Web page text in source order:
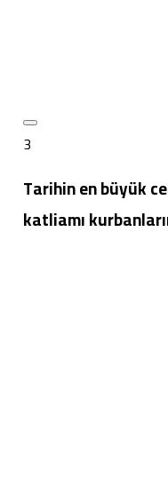
3
Tarihin en büyük
katliamı